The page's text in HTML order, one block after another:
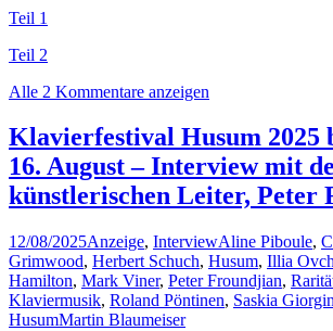
Teil 1
Teil 2
Alle 2 Kommentare anzeigen
Klavierfestival Husum 2025
16. August – Interview mit
künstlerischen Leiter, Peter
12/08/2025Anzeige, InterviewAline Piboule,
Grimwood, Herbert Schuch, Husum, Illia
Hamilton, Mark Viner, Peter Froundjian,
Klaviermusik, Roland Pöntinen, Saskia
HusumMartin Blaumeiser